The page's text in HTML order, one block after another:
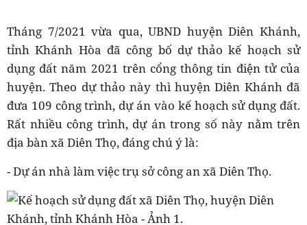
Tháng 7/2021 vừa qua, UBND huyện Diên Khánh,
tỉnh Khánh Hòa đã công bố dự thảo kế hoạch sử
dụng đất năm 2021 trên cổng thông tin điện tử của
huyện. Theo dự thảo này thì huyện Diên Khánh đã
đưa 109 công trình, dự án vào kế hoạch sử dụng đất.
Rất nhiều công trình, dự án trong số này nằm trên
địa bàn xã Diên Thọ, đáng chú ý là:
- Dự án nhà làm việc trụ sở công an xã Diên Thọ.